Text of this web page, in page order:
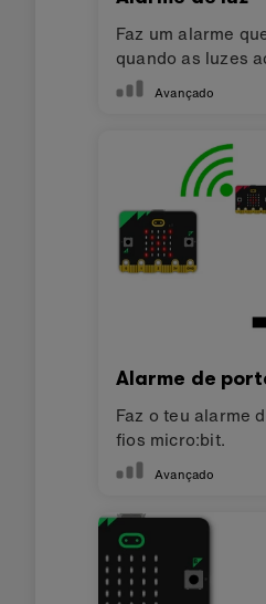
Faz um alarme
quando as luzes
Avançado
Alarme de
Faz o teu alarme
fios micro:bit.
Avançado